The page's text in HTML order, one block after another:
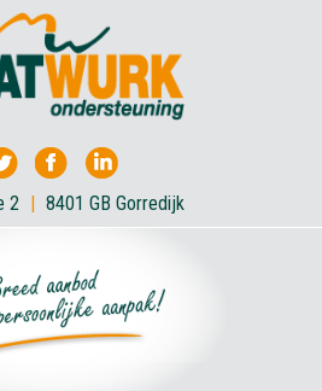
2 8401 GB Gorredijk